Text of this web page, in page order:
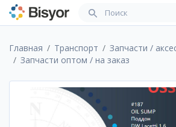
Главная Транспорт
Запчасти /
Запчасти оптом / на заказ